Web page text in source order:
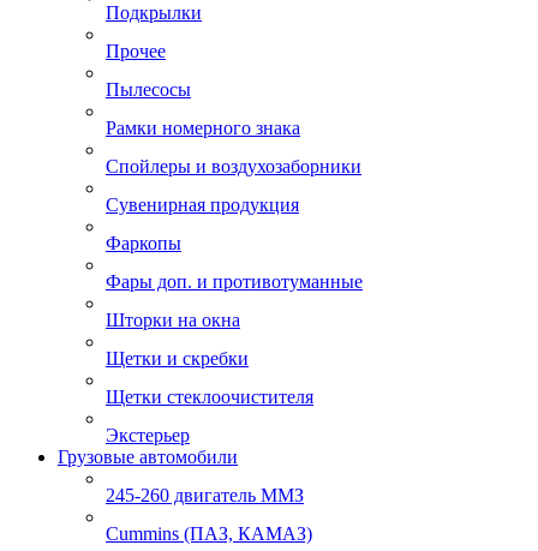
Подкрылки
Прочее
Пылесосы
Рамки номерного знака
Спойлеры и воздухозаборники
Сувенирная продукция
Фаркопы
Фары доп. и противотуманные
Шторки на окна
Щетки и скребки
Щетки стеклоочистителя
Экстерьер
Грузовые автомобили
245-260 двигатель ММЗ
Cummins (ПАЗ, КАМАЗ)